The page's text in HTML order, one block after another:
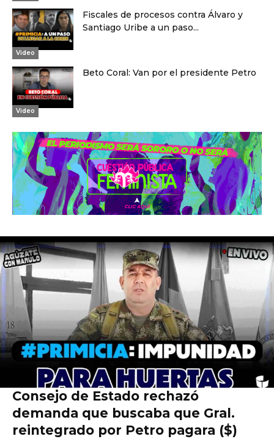
Video
Fiscales de procesos contra Álvaro y
Santiago Uribe a un paso...
Video
Beto Coral: Van por el presidente Petro
Consejo de Estado rechazó
demanda que buscaba que Gral.
reintegrado por Petro pagara ($)